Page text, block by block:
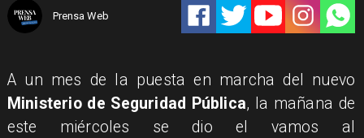
Prensa Web
A un mes de la puesta en marcha del nuevo
Ministerio de Seguridad Pública, la mañana de
este miércoles se dio el vamos al